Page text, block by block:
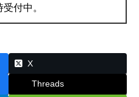
付中。
X
Threads